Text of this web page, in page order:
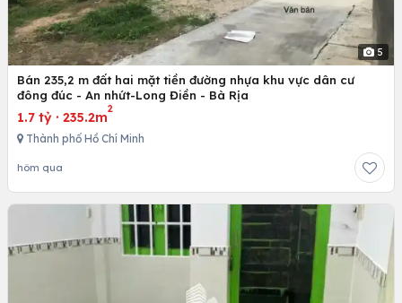
5
Bán 235,2 m đất hai mặt tiền đường nhựa khu vực dân cư
đông đúc - An nhứt-Long Điền - Bà Rịa
1.7 tỷ · 235.2m
2
Thành phố Hồ Chí Minh
hôm qua